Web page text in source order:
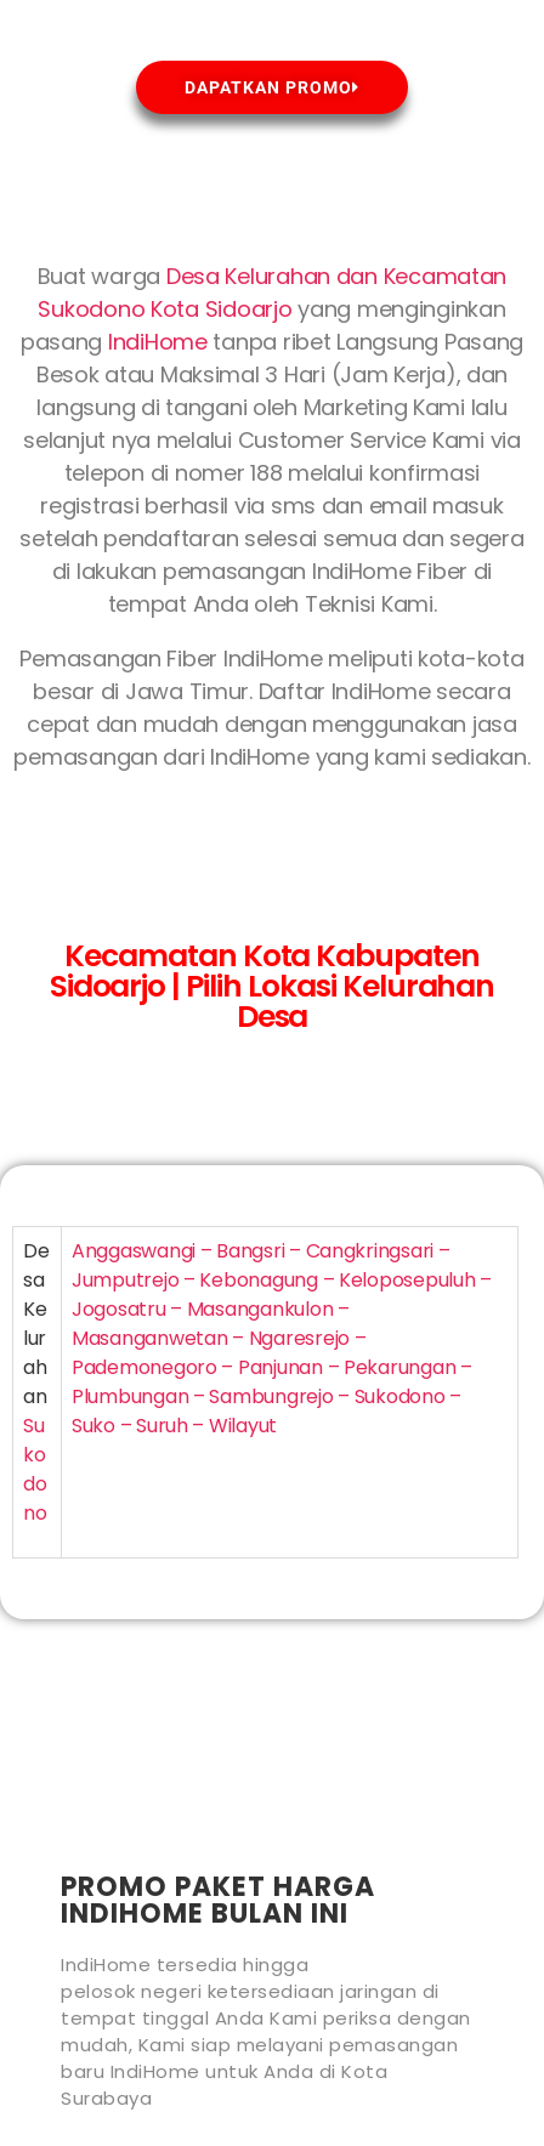
DAPATKAN PROMO
Buat warga Desa Kelurahan dan Kecamatan
Sukodono Kota Sidoarjo yang menginginkan
pasang IndiHometanpa ribet Langsung Pasang
Besok atau Maksimal 3 Hari (Jam Kerja), dan
langsung di tangani oleh Marketing Kami lalu
selanjut nya melalui Customer Service Kami via
telepon di nomer 188 melalui konfirmasi
registrasi berhasil via sms dan email masuk
setelah pendaftaran selesai semua dan segera
di lakukan pemasangan IndiHome Fiber di
tempat Anda oleh Teknisi Kami.
Pemasangan Fiber IndiHome meliputi kota-kota
besar di Jawa Timur. Daftar IndiHome secara
cepat dan mudah dengan menggunakan jasa
pemasangan dari IndiHome yang kami sediakan.
Kecamatan Kota Kabupaten
Sidoarjo | Pilih Lokasi Kelurahan
Desa
De
sa
Ke
lur
ah
an
Su
ko
do
no
Anggaswangi – Bangsri – Cangkringsari –
Jumputrejo – Kebonagung – Keloposepuluh –
Jogosatru – Masangankulon –
Masanganwetan – Ngaresrejo –
Pademonegoro – Panjunan – Pekarungan –
Plumbungan – Sambungrejo – Sukodono –
Suko – Suruh – Wilayut
PROMO PAKET HARGA
INDIHOME BULAN INI
IndiHome tersedia hingga
pelosok negeri ketersediaan jaringan di
tempat tinggal Anda Kami periksa dengan
mudah, Kami siap melayani pemasangan
baru IndiHome untuk Anda di Kota
Surabaya